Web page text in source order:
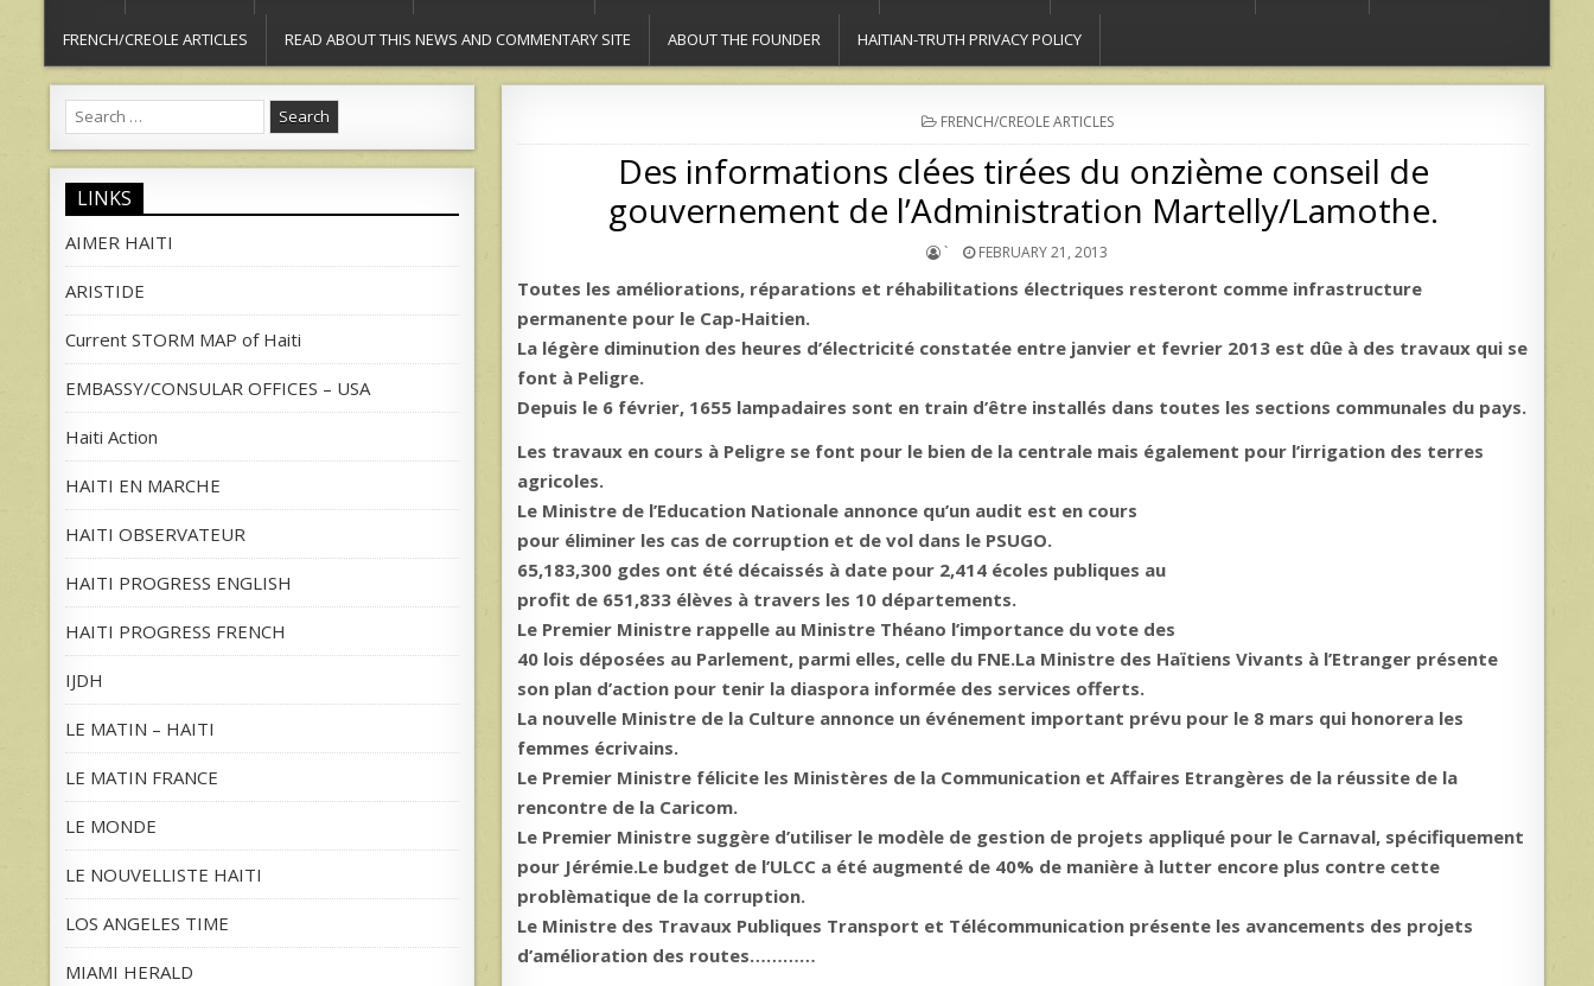
FRENCH/CREOLE ARTICLES READ ABOUT THIS NEWS AND COMMENTARY SITE ABOUT THE FOUNDER HAITIAN-TRUTH PRIVACY POLICY
POSTED
IN
FRENCH/CREOLE ARTICLES
Des informations clées tirées du onzième conseil de
gouvernement de l’Administration Martelly/Lamothe.
` FEBRUARY 21, 2013
Toutes les améliorations, réparations et réhabilitations électriques resteront comme infrastructure
permanente pour le Cap-Haitien.
La légère diminution des heures d’électricité constatée entre janvier et fevrier 2013 est dûe à des travaux qui se
font à Peligre.
Depuis le 6 février, 1655 lampadaires sont en train d’être installés dans toutes les sections communales du pays.
Les travaux en cours à Peligre se font pour le bien de la centrale mais également pour l’irrigation des terres
agricoles.
Le Ministre de l’Education Nationale annonce qu’un audit est en cours
pour éliminer les cas de corruption et de vol dans le PSUGO.
65,183,300 gdes ont été décaissés à date pour 2,414 écoles publiques au
profit de 651,833 élèves à travers les 10 départements.
Le Premier Ministre rappelle au Ministre Théano l’importance du vote des
40 lois déposées au Parlement, parmi elles, celle du FNE.La Ministre des Haïtiens Vivants à l’Etranger présente
son plan d’action pour tenir la diaspora informée des services offerts.
La nouvelle Ministre de la Culture annonce un événement important prévu pour le 8 mars qui honorera les
femmes écrivains.
Le Premier Ministre félicite les Ministères de la Communication et Affaires Etrangères de la réussite de la
rencontre de la Caricom.
Le Premier Ministre suggère d’utiliser le modèle de gestion de projets appliqué pour le Carnaval, spécifiquement
pour Jérémie.Le budget de l’ULCC a été augmenté de 40% de manière à lutter encore plus contre cette
problèmatique de la corruption.
Le Ministre des Travaux Publiques Transport et Télécommunication présente les avancements des projets
d’amélioration des routes…………
Search
for:
LINKS
AIMER HAITI
ARISTIDE
Current STORM MAP of Haiti
EMBASSY/CONSULAR OFFICES – USA
Haiti Action
HAITI EN MARCHE
HAITI OBSERVATEUR
HAITI PROGRESS ENGLISH
HAITI PROGRESS FRENCH
IJDH
LE MATIN – HAITI
LE MATIN FRANCE
LE MONDE
LE NOUVELLISTE HAITI
LOS ANGELES TIME
MIAMI HERALD